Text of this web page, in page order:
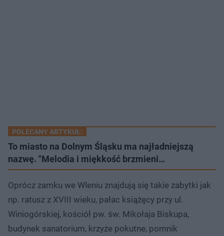
POLECANY ARTYKUŁ:
To miasto na Dolnym Śląsku ma najładniejszą
nazwę. "Melodia i miękkość brzmieni…
Oprócz zamku we Wleniu znajdują się takie zabytki jak
np. ratusz z XVIII wieku, pałac książęcy przy ul.
Winiogórskiej, kościół pw. św. Mikołaja Biskupa,
budynek sanatorium, krzyże pokutne, pomnik